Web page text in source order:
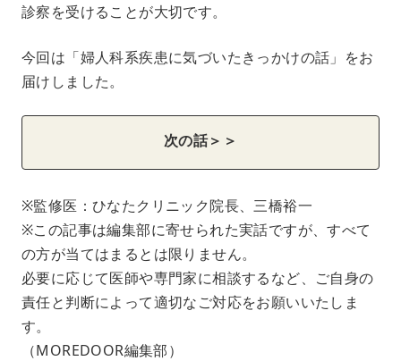
診察を受けることが大切です。
今回は「婦人科系疾患に気づいたきっかけの話」をお
届けしました。
次の話＞＞
※監修医：ひなたクリニック院長、三橋裕一
※この記事は編集部に寄せられた実話ですが、すべて
の方が当てはまるとは限りません。
必要に応じて医師や専門家に相談するなど、ご自身の
責任と判断によって適切なご対応をお願いいたしま
す。
（MOREDOOR編集部）